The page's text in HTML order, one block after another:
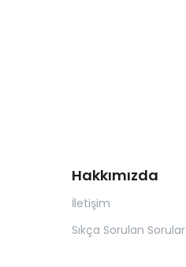
Hakkımızda
İletişim
Sıkça Sorulan Sorular